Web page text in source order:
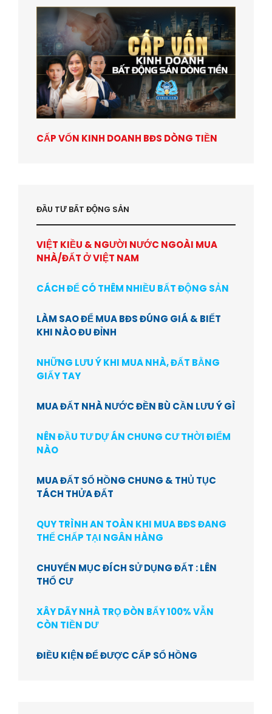
CẤP VỐN KINH DOANH BĐS DÒNG TIỀN
ĐẦU TƯ BẤT ĐỘNG SẢN
VIỆT KIỀU & NGƯỜI NƯỚC NGOÀI MUA
NHÀ/ĐẤT Ở VIỆT NAM
CÁCH ĐỂ CÓ THÊM NHIỀU BẤT ĐỘNG SẢN
LÀM SAO ĐỂ MUA BĐS ĐÚNG GIÁ & BIẾT
KHI NÀO ĐU ĐỈNH
NHỮNG LƯU Ý KHI MUA NHÀ, ĐẤT BẰNG
GIẤY TAY
MUA ĐẤT NHÀ NƯỚC ĐỀN BÙ CẦN LƯU Ý GÌ
NÊN ĐẦU TƯ DỰ ÁN CHUNG CƯ THỜI ĐIỂM
NÀO
MUA ĐẤT SỔ HỒNG CHUNG & THỦ TỤC
TÁCH THỬA ĐẤT
QUY TRÌNH AN TOÀN KHI MUA BĐS ĐANG
THẾ CHẤP TẠI NGÂN HÀNG
CHUYỂN MỤC ĐÍCH SỬ DỤNG ĐẤT : LÊN
THỔ CƯ
XÂY DÃY NHÀ TRỌ ĐÒN BẨY 100% VẪN
CÒN TIỀN DƯ
ĐIỀU KIỆN ĐỂ ĐƯỢC CẤP SỔ HỒNG